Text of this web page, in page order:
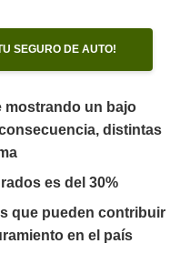
SEGURO DE AUTO!
mostrando un bajo
distintas
es del 30%
que pueden contribuir
en el país